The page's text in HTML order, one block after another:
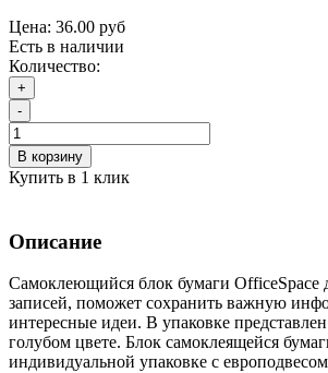
Цена: 36.00 руб
Есть в наличии
Количество:
+
-
В корзину
Купить в 1 клик
Описание
Самоклеющийся блок бумаги OfficeSpace
записей, поможет сохранить важную
интересные идеи. В упаковке
голубом цвете. Блок самоклеящейся
индивидуальной упаковке с